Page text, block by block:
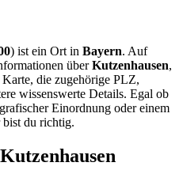
) ist ein Ort in Bayern. Auf
überKutzenhausen,
die zugehörige PLZ,
wissenswerte Details. Egal ob
Einordnung oder einem
du richtig.